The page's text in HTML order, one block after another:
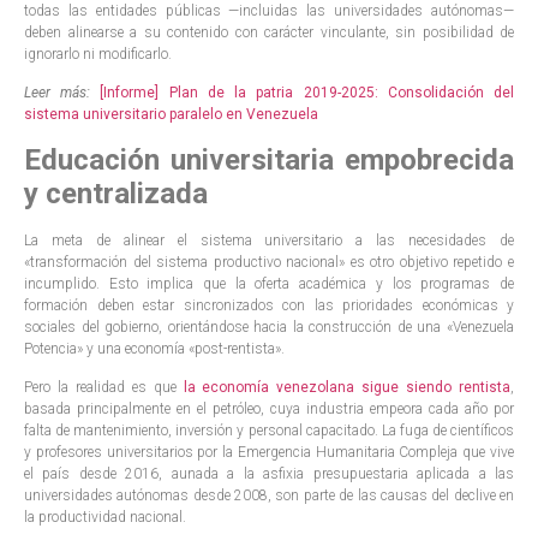
todas las entidades públicas —incluidas las universidades autónomas—
deben alinearse a su contenido con carácter vinculante, sin posibilidad de
ignorarlo ni modificarlo.
Leer más:
[Informe] Plan de la patria 2019-2025: Consolidación del
sistema universitario paralelo en Venezuela
Educación universitaria empobrecida
y centralizada
La meta de alinear el sistema universitario a las necesidades de
«transformación del sistema productivo nacional» es otro objetivo repetido e
incumplido. Esto implica que la oferta académica y los programas de
formación deben estar sincronizados con las prioridades económicas y
sociales del gobierno, orientándose hacia la construcción de una «Venezuela
Potencia» y una economía «post-rentista».
Pero la realidad es que la economía venezolana sigue siendo rentista,
basada principalmente en el petróleo, cuya industria empeora cada año por
falta de mantenimiento, inversión y personal capacitado. La fuga de científicos
y profesores universitarios por la Emergencia Humanitaria Compleja que vive
el país desde 2016, aunada a la asfixia presupuestaria aplicada a las
universidades autónomas desde 2008, son parte de las causas del declive en
la productividad nacional.